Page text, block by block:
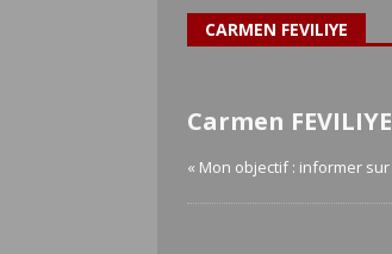
CARMEN FEVILIYE
Carmen FEVILIYE
« Mon objectif : informer sur